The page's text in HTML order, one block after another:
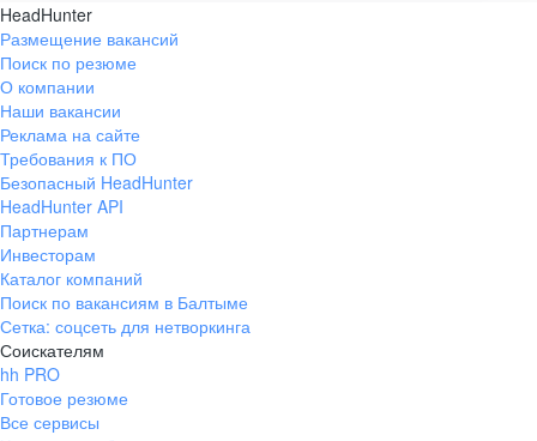
HeadHunter
Размещение вакансий
Поиск по резюме
О компании
Наши вакансии
Реклама на сайте
Требования к ПО
Безопасный HeadHunter
HeadHunter API
Партнерам
Инвесторам
Каталог компаний
Поиск по вакансиям в Балтыме
Сетка: соцсеть для нетворкинга
Соискателям
hh PRO
Готовое резюме
Все сервисы